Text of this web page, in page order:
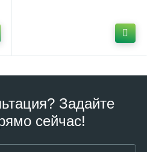
Задайте
сейчас!